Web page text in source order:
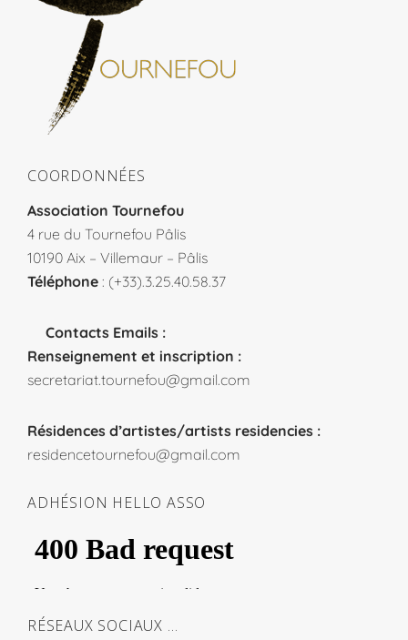
COORDONNÉES
Association Tournefou
4 rue du Tournefou Pâlis
10190 Aix – Villemaur – Pâlis
Téléphone : (+33).3.25.40.58.37
Contacts Emails :
Renseignement et inscription :
secretariat.tournefou@gmail.com
Résidences d’artistes/artists residencies :
residencetournefou@gmail.com
ADHÉSION HELLO ASSO
RÉSEAUX SOCIAUX …